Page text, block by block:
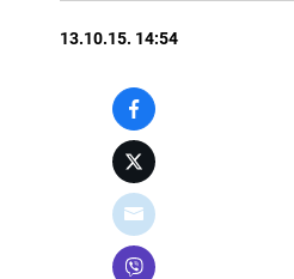
13.10.15. 14:54